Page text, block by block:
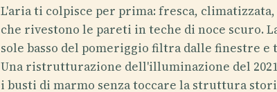
L'aria ti colpisce per prima: fresca,
che rivestono le pareti in teche di noce scuro.
sole basso del pomeriggio filtra dalle finestre
Una ristrutturazione dell'illuminazione del
i busti di marmo senza toccare la struttura